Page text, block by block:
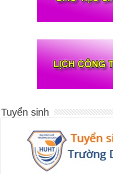
Tuyển sinh